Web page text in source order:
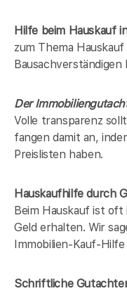
Hilfe beim Hauskauf
zum Thema
Der
Volle transparenz
fangen damit an,
Preislisten haben.
Hauskaufhilfe durch
Beim Hauskauf ist
Geld erhalten. Wir
Immobilien-Kauf-
Schriftliche